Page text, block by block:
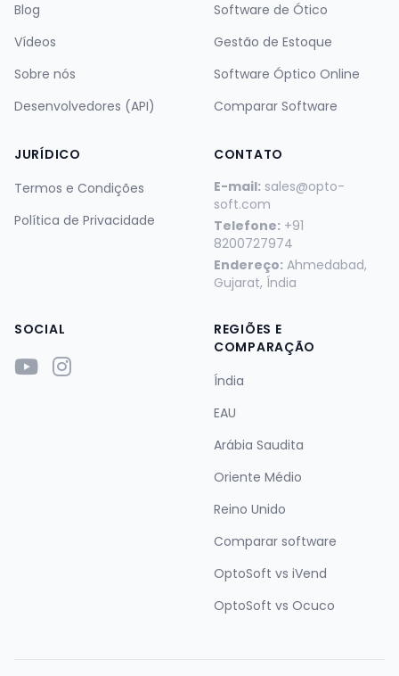
Blog
Vídeos
Sobre nós
Desenvolvedores (API)
Software de Ótico
Gestão de Estoque
Software Óptico Online
Comparar Software
JURÍDICO
Termos e Condições
Política de Privacidade
CONTATO
E-mail: sales@opto-
soft.com
Telefone: +91
8200727974
Endereço: Ahmedabad,
Gujarat, Índia
SOCIAL
REGIÕES E
COMPARAÇÃO
Índia
EAU
Arábia Saudita
Oriente Médio
Reino Unido
Comparar software
OptoSoft vs iVend
OptoSoft vs Ocuco